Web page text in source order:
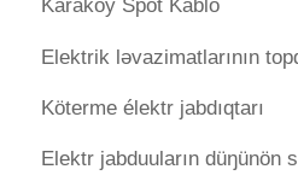
Karaköy Spot Kablo
Elektrik ləvazimatlarının
Köterme élektr jabdıqtarı
Elektr jabduuların düŋünön